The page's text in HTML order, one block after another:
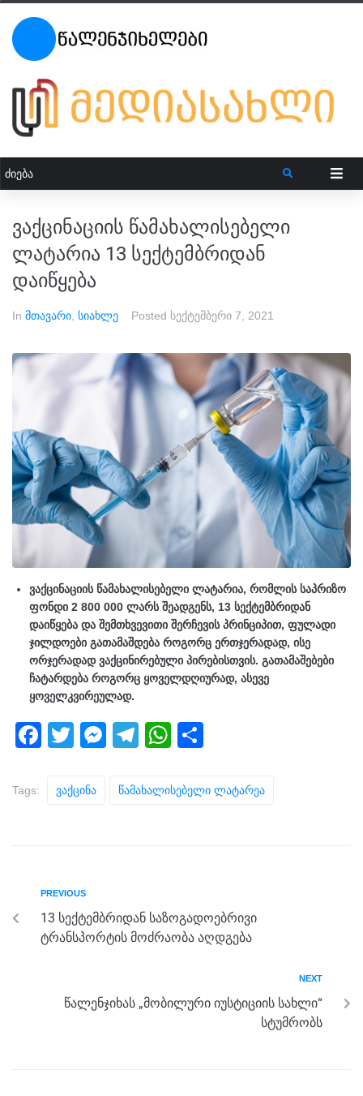
ვაქცინაციის წამახალისებელი
ლატარია 13 სექტემბრიდან
დაიწყება
In მთავარი სიახლე Posted სექტემბერი 7, 2021
ვაქცინაციის წამახალისებელი ლატარია, რომლის საპრიზო
ფონდი 2 800 000 ლარს შეადგენს, 13 სექტემბრიდან
დაიწყება და შემთხვევითი შერჩევის პრინციპით, ფულადი
ჯილდოები გათამაშდება როგორც ერთჯერადად, ისე
ორჯერადად ვაქცინირებული პირებისთვის. გათამაშებები
ჩატარდება როგორც ყოველდღიურად, ასევე
ყოველკვირეულად.
F
o
k
T
tt
M
ss
T
e
W
at ar
Tags: Ვაქცინა Წამახალისებელი Ლატარეა
PREVIOUS
13 სექტემბრიდან საზოგადოებრივი
ტრანსპორტის მოძრაობა აღდგება
NEXT
წალენჯიხას „მობილური იუსტიციის სახლი“
სტუმრობს